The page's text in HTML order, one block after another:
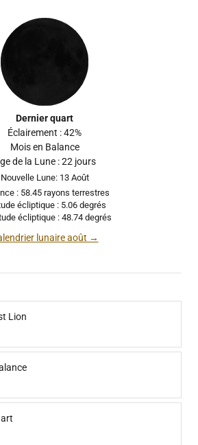
Dernier quart
Éclairement : 42%
Mois en Balance
de la Lune : 22 jours
Nouvelle Lune: 13 Août
: 58.45 rayons terrestres
écliptique : 5.06 degrés
écliptique : 48.74 degrés
lunaire août →
Lion